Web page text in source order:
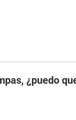
¿puedo